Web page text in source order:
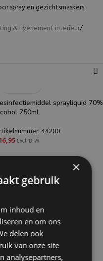
spray en gezichtsmaskers.
& Evenement interieur
sprayliquid 70%
750ml
44200
16,95 Excl. BTW
×
gebruik
inhoud en
en om ons
delen ook
van onze site
analysepartners,